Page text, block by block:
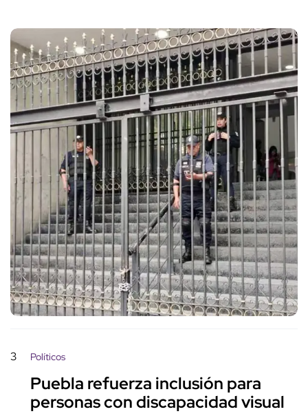
3 Políticos
Puebla refuerza inclusión para
personas con discapacidad visual